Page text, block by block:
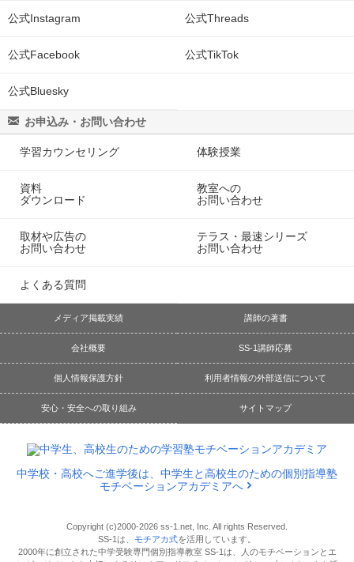
公式Instagram 公式Threads
公式Facebook 公式TikTok
公式Bluesky
お申込み・お問い合わせ
学習カウンセリング 体験授業
資料
ダウンロード
教室への
お問い合わせ
取材や広告の
お問い合わせ
テラス・最速シリーズ
お問い合わせ
よくある質問
メディア掲載実績 講師の著書
会社概要 SS-1講師応募
個人情報保護方針 利用者情報の外部送信について
安心・安全への取り組み サイトマップ
中学校・高校へご進学後は、中学生と高校生のための個別指導塾
モチベーションアカデミアへ
Copyright (c)2000-2026 ss-1.net, Inc. All rights Reserved.
SS-1は、 モチアカ式を活用しています。
2000年に創立された中学受験専門個別指導教室 SS-1は、人のモチベーションとエ